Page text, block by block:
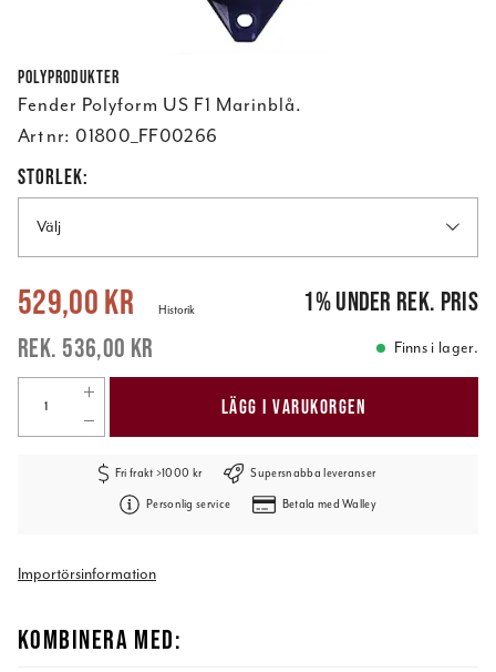
Polyprodukter
Fender Polyform US F1 Marinblå.
Art nr: 01800_FF00266
STORLEK:
Välj
Nuvarande pris:529,00 kr 536,00 kr
529,00 kr
536,00 kr
Historik 1%under rek. pris
Finns i lager.
LÄGG I VARUKORGEN
Fri frakt >1000 kr Supersnabba leveranser
Personlig service Betala med Walley
Importörsinformation
KOMBINERA MED: